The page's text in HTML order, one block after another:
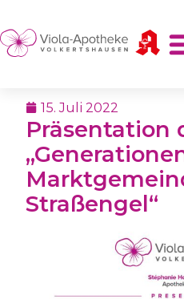
15. Juli 2022
Präsentation
Straßengel“